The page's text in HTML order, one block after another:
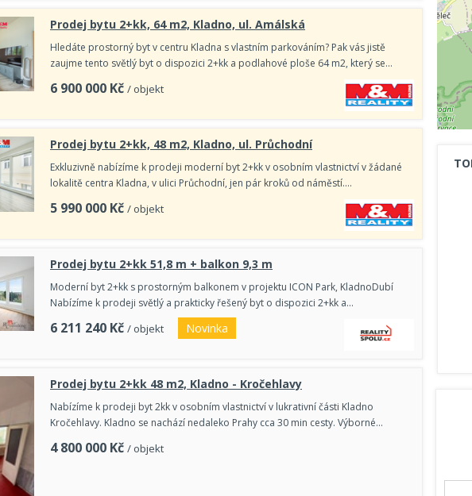
Prodej bytu 2+kk, 64 m2, Kladno, ul. Amálská
Hledáte prostorný byt v centru Kladna s vlastním parkováním? Pak vás jistě
zaujme tento světlý byt o dispozici 2+kk a podlahové ploše 64 m2, který se…
6 900 000 Kč / objekt
Prodej bytu 2+kk, 48 m2, Kladno, ul. Průchodní
Exkluzivně nabízíme k prodeji moderní byt 2+kk v osobním vlastnictví v žádané
lokalitě centra Kladna, v ulici Průchodní, jen pár kroků od náměstí.…
5 990 000 Kč / objekt
Prodej bytu 2+kk 51,8 m + balkon 9,3 m
Moderní byt 2+kk s prostorným balkonem v projektu ICON Park, KladnoDubí
Nabízíme k prodeji světlý a prakticky řešený byt o dispozici 2+kk a…
6 211 240 Kč / objekt Novinka
Prodej bytu 2+kk 48 m2, Kladno - Kročehlavy
Nabízíme k prodeji byt 2kk v osobním vlastnictví v lukrativní části Kladno
Kročehlavy. Kladno se nachází nedaleko Prahy cca 30 min cesty. Výborné…
4 800 000 Kč / objekt